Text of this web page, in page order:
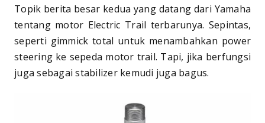
Topik berita besar kedua yang datang dari Yamaha
tentang motor Electric Trail terbarunya. Sepintas,
seperti gimmick total untuk menambahkan power
steering ke sepeda motor trail. Tapi, jika berfungsi
juga sebagai stabilizer kemudi juga bagus.